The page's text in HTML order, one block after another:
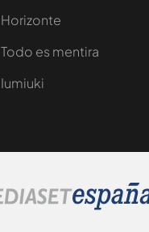
Horizonte
Todo es mentira
Iumiuki